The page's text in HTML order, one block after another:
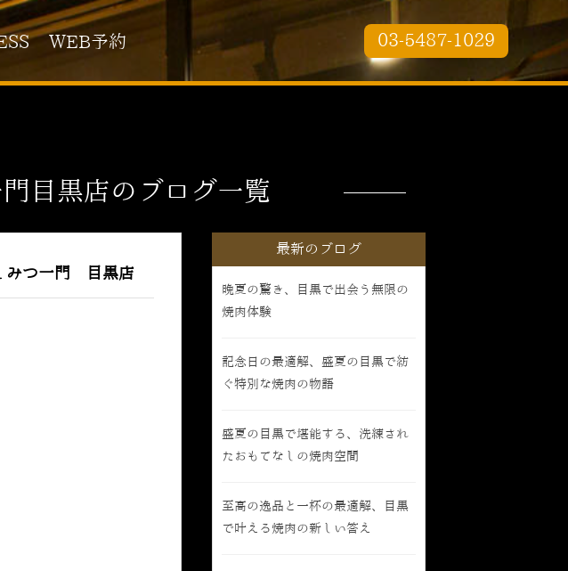
WEB予約 03-5487-1029
目黒店のブログ一覧
みつ一門 目黒店
最新のブログ
晩夏の驚き、目黒で出会う無限の
焼肉体験
記念日の最適解、盛夏の目黒で紡
ぐ特別な焼肉の物語
盛夏の目黒で堪能する、洗練され
たおもてなしの焼肉空間
至高の逸品と一杯の最適解、目黒
で叶える焼肉の新しい答え